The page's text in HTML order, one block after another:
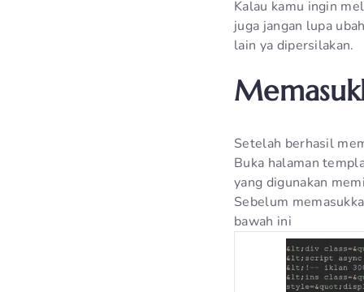
Kalau kamu ingin
juga jangan lupa
lain ya dipersilakan.
Setelah berhasil
Buka halaman
yang digunakan
Sebelum
bawah ini